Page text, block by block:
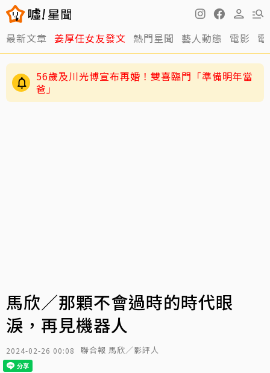
最新文章 姜厚任女友發文 熱門星聞 藝人動態 電影
56歲及川光博宣布再婚！雙喜臨門「準備明年當
爸」
馬欣／那顆不會過時的時代眼
淚，再見機器人
2024-02-26 00:08 聯合報 馬欣／影評人